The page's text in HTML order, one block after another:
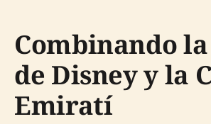
Combinando
de Disney y la
Emiratí